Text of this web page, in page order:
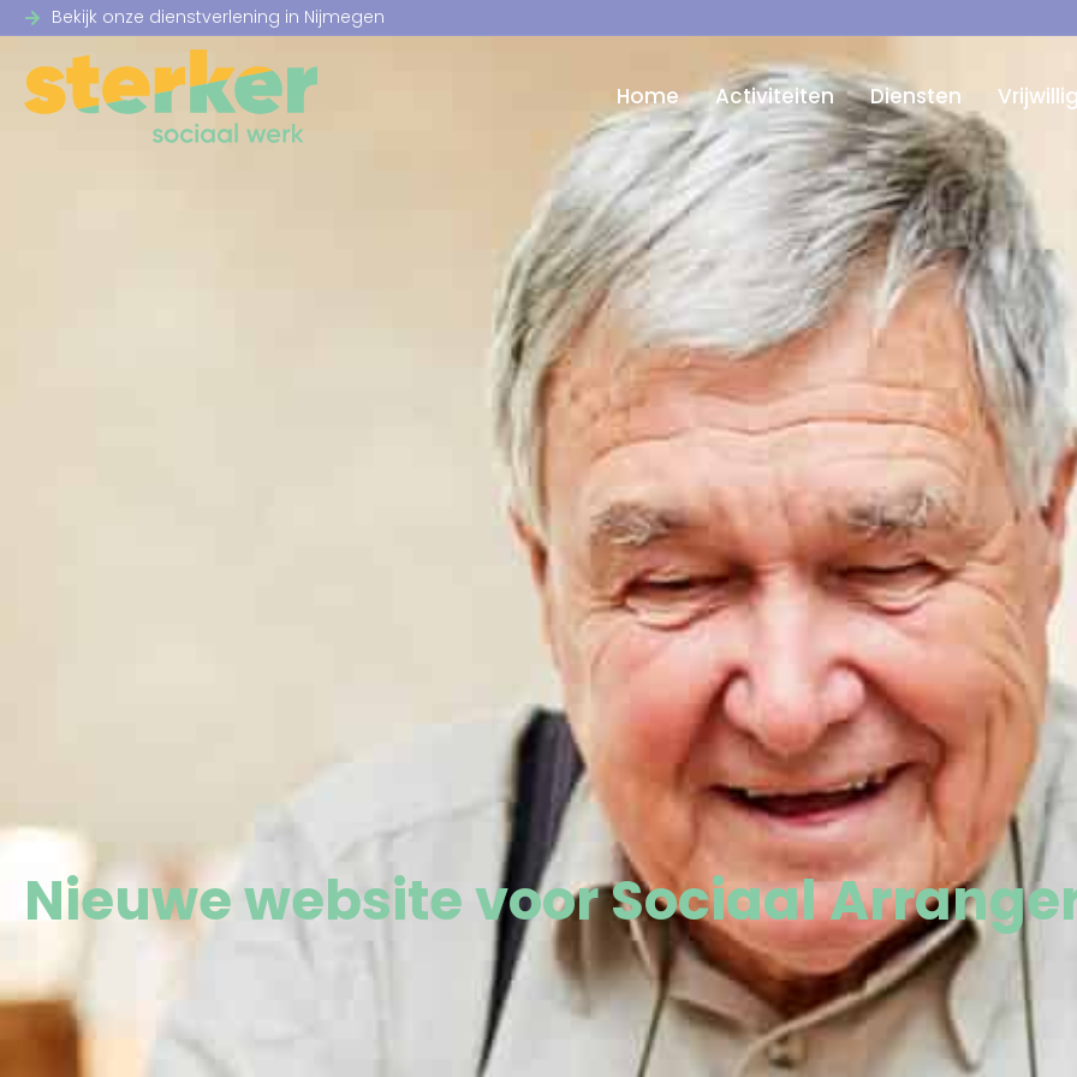
Bekijk onze dienstverlening in Nijmegen
Home Activiteiten Diensten
Nieuwe website voor Sociaal